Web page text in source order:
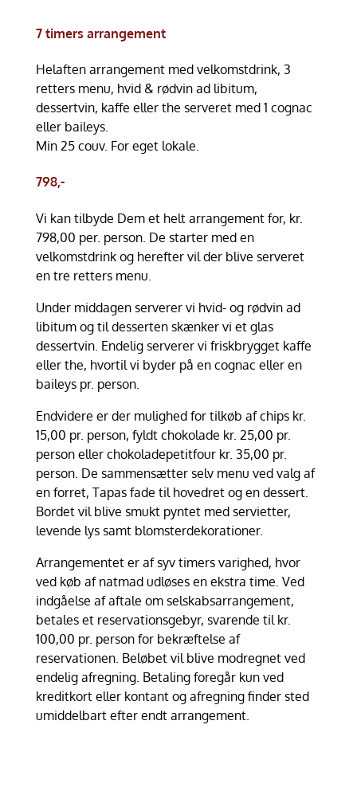
7 timers arrangement
Helaften arrangement med velkomstdrink, 3
retters menu, hvid & rødvin ad libitum,
dessertvin, kaffe eller the serveret med 1 cognac
eller baileys.
Min 25 couv. For eget lokale.
798,-
Vi kan tilbyde Dem et helt arrangement for, kr.
798,00 per. person. De starter med en
velkomstdrink og herefter vil der blive serveret
en tre retters menu.
Under middagen serverer vi hvid- og rødvin ad
libitum og til desserten skænker vi et glas
dessertvin. Endelig serverer vi friskbrygget kaffe
eller the, hvortil vi byder på en cognac eller en
baileys pr. person.
Endvidere er der mulighed for tilkøb af chips kr.
15,00 pr. person, fyldt chokolade kr. 25,00 pr.
person eller chokoladepetitfour kr. 35,00 pr.
person. De sammensætter selv menu ved valg af
en forret, Tapas fade til hovedret og en dessert.
Bordet vil blive smukt pyntet med servietter,
levende lys samt blomsterdekorationer.
Arrangementet er af syv timers varighed, hvor
ved køb af natmad udløses en ekstra time. Ved
indgåelse af aftale om selskabsarrangement,
betales et reservationsgebyr, svarende til kr.
100,00 pr. person for bekræftelse af
reservationen. Beløbet vil blive modregnet ved
endelig afregning. Betaling foregår kun ved
kreditkort eller kontant og afregning finder sted
umiddelbart efter endt arrangement.